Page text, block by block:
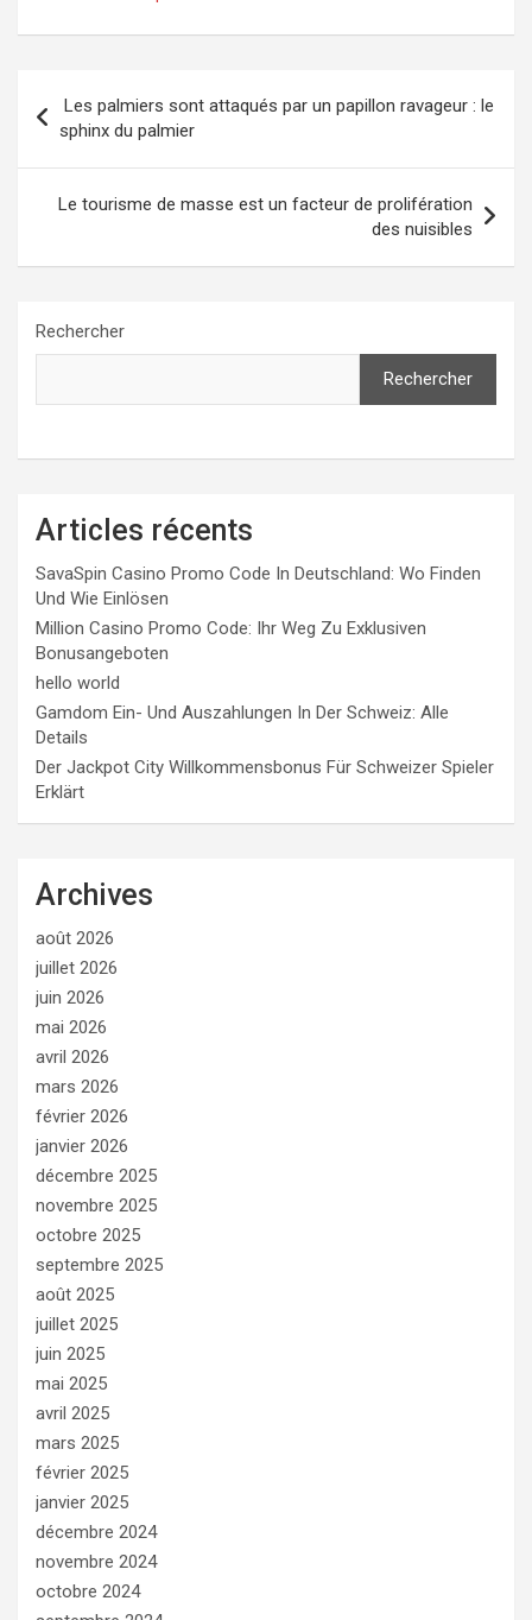
de
l’article
Les palmiers sont attaqués par un papillon ravageur : le
sphinx du palmier
Le tourisme de masse est un facteur de prolifération
des nuisibles
Rechercher
Rechercher
Articles récents
SavaSpin Casino Promo Code In Deutschland: Wo Finden
Und Wie Einlösen
Million Casino Promo Code: Ihr Weg Zu Exklusiven
Bonusangeboten
hello world
Gamdom Ein- Und Auszahlungen In Der Schweiz: Alle
Details
Der Jackpot City Willkommensbonus Für Schweizer Spieler
Erklärt
Archives
août 2026
juillet 2026
juin 2026
mai 2026
avril 2026
mars 2026
février 2026
janvier 2026
décembre 2025
novembre 2025
octobre 2025
septembre 2025
août 2025
juillet 2025
juin 2025
mai 2025
avril 2025
mars 2025
février 2025
janvier 2025
décembre 2024
novembre 2024
octobre 2024